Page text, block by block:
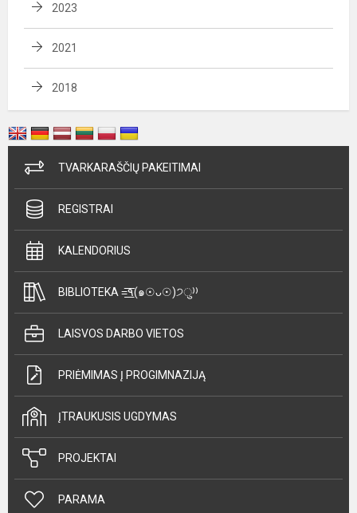
2023
2021
2018
TVARKARAŠČIŲ PAKEITIMAI
REGISTRAI
KALENDORIUS
BIBLIOTEKA =͟͟͞͞٩(๑☉ᴗ☉)੭ु⁾⁾
LAISVOS DARBO VIETOS
PRIĖMIMAS Į PROGIMNAZIJĄ
ĮTRAUKUSIS UGDYMAS
PROJEKTAI
PARAMA